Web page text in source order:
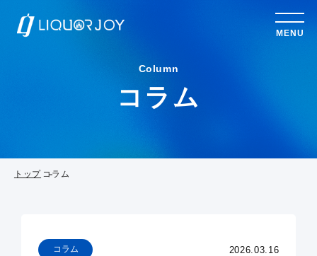
MENU
Column
コラム
トップ コラム
2026.03.16
コラム